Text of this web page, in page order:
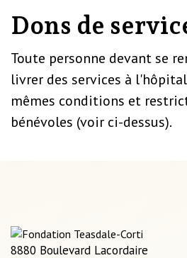
Dons de
Toute personne devant se
livrer des services à
mêmes conditions et
bénévoles (voir ci-dessus).
8880 Boulevard Lacordaire